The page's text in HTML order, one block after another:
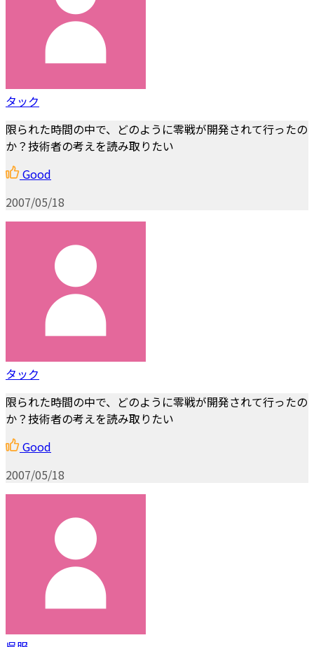
タック
限られた時間の中で、どのように零戦が開発されて行ったの
か？技術者の考えを読み取りたい
Good
2007/05/18
タック
限られた時間の中で、どのように零戦が開発されて行ったの
か？技術者の考えを読み取りたい
Good
2007/05/18